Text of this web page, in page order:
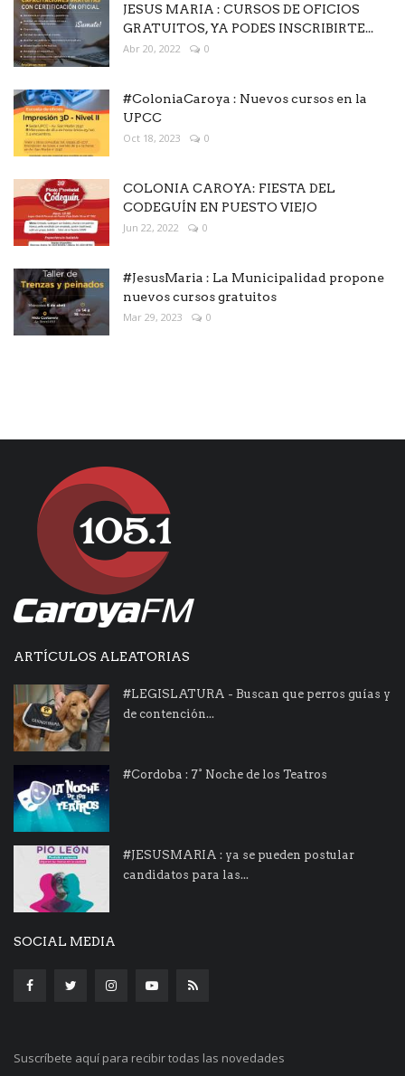
JESUS MARIA : CURSOS DE OFICIOS
GRATUITOS, YA PODES INSCRIBIRTE...
Abr 20, 2022 0
#ColoniaCaroya : Nuevos cursos en la
UPCC
Oct 18, 2023 0
COLONIA CAROYA: FIESTA DEL
CODEGUÍN EN PUESTO VIEJO
Jun 22, 2022 0
#JesusMaria : La Municipalidad propone
nuevos cursos gratuitos
Mar 29, 2023 0
ARTÍCULOS ALEATORIAS
#LEGISLATURA - Buscan que perros guías y
de contención...
#Cordoba : 7° Noche de los Teatros
#JESUSMARIA : ya se pueden postular
candidatos para las...
SOCIAL MEDIA
Suscríbete aquí para recibir todas las novedades